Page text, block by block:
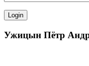
Ужицын Пётр